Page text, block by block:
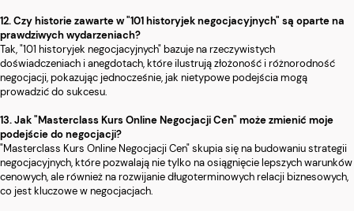
12. Czy historie zawarte w "101 historyjek negocjacyjnych" są oparte na
prawdziwych wydarzeniach?
Tak, "101 historyjek negocjacyjnych" bazuje na rzeczywistych
doświadczeniach i anegdotach, które ilustrują złożoność i różnorodność
negocjacji, pokazując jednocześnie, jak nietypowe podejścia mogą
prowadzić do sukcesu.
13. Jak "Masterclass Kurs Online Negocjacji Cen" może zmienić moje
podejście do negocjacji?
"Masterclass Kurs Online Negocjacji Cen" skupia się na budowaniu strategii
negocjacyjnych, które pozwalają nie tylko na osiągnięcie lepszych warunków
cenowych, ale również na rozwijanie długoterminowych relacji biznesowych,
co jest kluczowe w negocjacjach.